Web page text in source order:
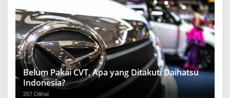
Belum Pakai CVT, Apa yang Ditakuti Daihatsu
Indonesia?
267 Dilihat